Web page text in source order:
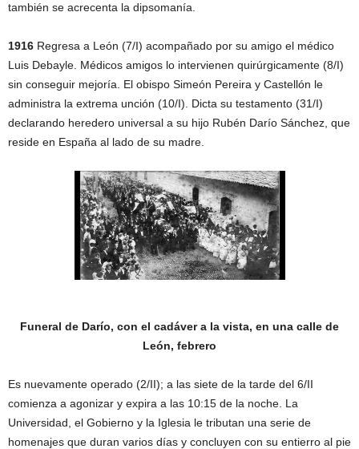
también se acrecenta la dipsomanía.
1916 Regresa a León (7/I) acompañado por su amigo el médico
Luis Debayle. Médicos amigos lo intervienen quirúrgicamente (8/I)
sin conseguir mejoría. El obispo Simeón Pereira y Castellón le
administra la extrema unción (10/I). Dicta su testamento (31/I)
declarando heredero universal a su hijo Rubén Darío Sánchez, que
reside en España al lado de su madre.
Funeral de Darío, con el cadáver a la vista, en una calle de
León, febrero
Es nuevamente operado (2/II); a las siete de la tarde del 6/II
comienza a agonizar y expira a las 10:15 de la noche. La
Universidad, el Gobierno y la Iglesia le tributan una serie de
homenajes que duran varios días y concluyen con su entierro al pie